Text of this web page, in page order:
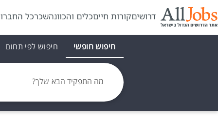
דרושיםקורות חייםכלים והכוונהשכרכל
חיפוש חופשי חיפוש לפי תחום
מה התפקיד הבא שלך?